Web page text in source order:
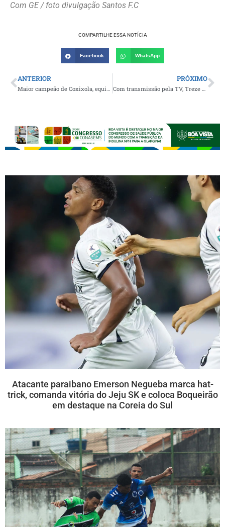
Com GE / foto divulgação Santos F.C
COMPARTILHE ESSA NOTÍCIA
Facebook WhatsApp
ANTERIOR PRÓXIMO
Atacante paraibano Emerson Negueba marca hat-
trick, comanda vitória do Jeju SK e coloca Boqueirão
em destaque na Coreia do Sul